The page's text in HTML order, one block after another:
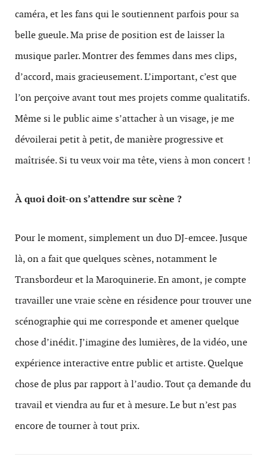
caméra, et les fans qui le soutiennent parfois pour sa
belle gueule. Ma prise de position est de laisser la
musique parler. Montrer des femmes dans mes clips,
d’accord, mais gracieusement. L’important, c’est que
l’on perçoive avant tout mes projets comme qualitatifs.
Même si le public aime s’attacher à un visage, je me
dévoilerai petit à petit, de manière progressive et
maîtrisée. Si tu veux voir ma tête, viens à mon concert !
À quoi doit-on s’attendre sur scène ?
Pour le moment, simplement un duo DJ-emcee. Jusque
là, on a fait que quelques scènes, notamment le
Transbordeur et la Maroquinerie. En amont, je compte
travailler une vraie scène en résidence pour trouver une
scénographie qui me corresponde et amener quelque
chose d’inédit. J’imagine des lumières, de la vidéo, une
expérience interactive entre public et artiste. Quelque
chose de plus par rapport à l’audio. Tout ça demande du
travail et viendra au fur et à mesure. Le but n’est pas
encore de tourner à tout prix.